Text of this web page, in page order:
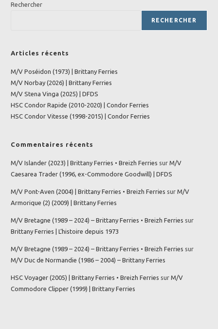
Rechercher
RECHERCHER
Articles récents
M/V Poséidon (1973) | Brittany Ferries
M/V Norbay (2026) | Brittany Ferries
M/V Stena Vinga (2025) | DFDS
HSC Condor Rapide (2010-2020) | Condor Ferries
HSC Condor Vitesse (1998-2015) | Condor Ferries
Commentaires récents
M/V Islander (2023) | Brittany Ferries • Breizh Ferries surM/V
Caesarea Trader (1996, ex-Commodore Goodwill) | DFDS
M/V Pont-Aven (2004) | Brittany Ferries • Breizh Ferries surM/V
Armorique (2) (2009) | Brittany Ferries
M/V Bretagne (1989 – 2024) – Brittany Ferries • Breizh Ferries sur
Brittany Ferries | L’histoire depuis 1973
M/V Bretagne (1989 – 2024) – Brittany Ferries • Breizh Ferries sur
M/V Duc de Normandie (1986 – 2004) – Brittany Ferries
HSC Voyager (2005) | Brittany Ferries • Breizh Ferries surM/V
Commodore Clipper (1999) | Brittany Ferries